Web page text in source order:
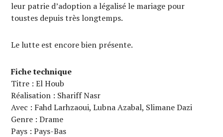
leur patrie d’adoption a légalisé le mariage pour
toustes depuis très longtemps.
Le lutte est encore bien présente.
Fiche technique
Titre : El Houb
Réalisation : Shariff Nasr
Avec : Fahd Larhzaoui, Lubna Azabal, Slimane Dazi
Genre : Drame
Pays : Pays-Bas